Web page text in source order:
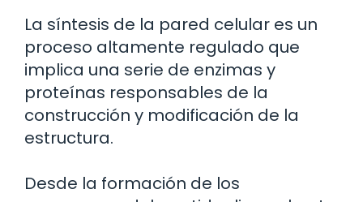
La síntesis de la pared celular es un
proceso altamente regulado que
implica una serie de enzimas y
proteínas responsables de la
construcción y modificación de la
estructura.
Desde la formación de los